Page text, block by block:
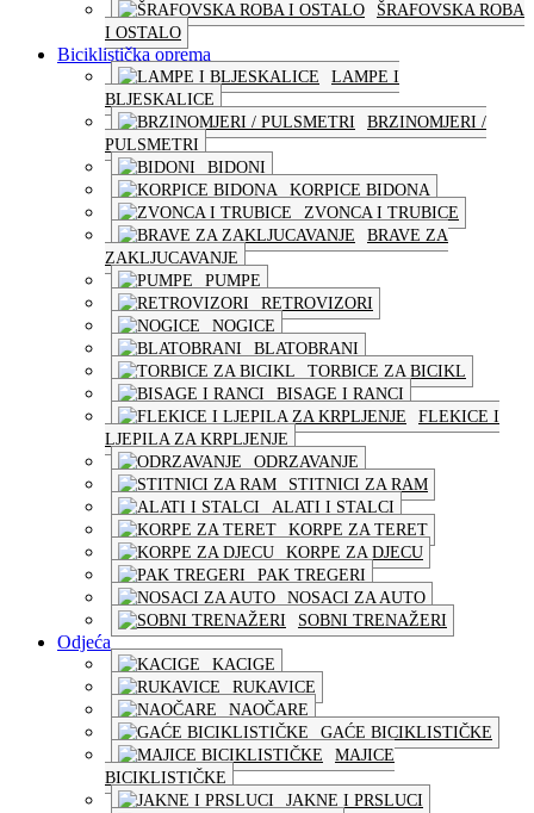
ŠRAFOVSKA ROBA
I OSTALO
Biciklistička oprema
LAMPE I
BLJESKALICE
BRZINOMJERI /
PULSMETRI
BIDONI
KORPICE BIDONA
ZVONCA I TRUBICE
BRAVE ZA
ZAKLJUCAVANJE
PUMPE
RETROVIZORI
NOGICE
BLATOBRANI
TORBICE ZA BICIKL
BISAGE I RANCI
FLEKICE I
LJEPILA ZA KRPLJENJE
ODRZAVANJE
STITNICI ZA RAM
ALATI I STALCI
KORPE ZA TERET
KORPE ZA DJECU
PAK TREGERI
NOSACI ZA AUTO
SOBNI TRENAŽERI
Odjeća
KACIGE
RUKAVICE
NAOČARE
GAĆE BICIKLISTIČKE
MAJICE
BICIKLISTIČKE
JAKNE I PRSLUCI